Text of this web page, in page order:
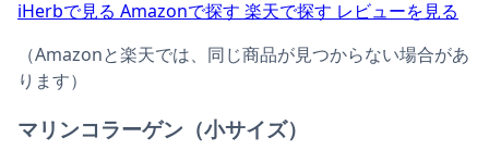
iHerbで見る Amazonで探す 楽天で探す レビューを見る
（Amazonと楽天では、同じ商品が見つからない場合があ
ります）
マリンコラーゲン（小サイズ）